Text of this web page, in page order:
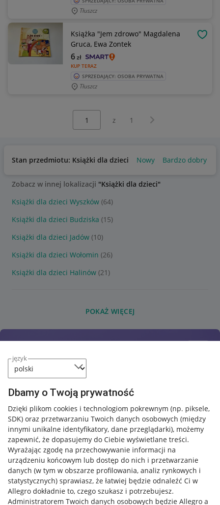
język
Dbamy o Twoją prywatność
Dzięki plikom cookies i technologiom pokrewnym (np. piksele,
SDK) oraz przetwarzaniu Twoich danych osobowych (między
innymi unikalne identyfikatory, dane przeglądarki), możemy
zapewnić, że dopasujemy do Ciebie wyświetlane treści.
Wyrażając zgodę na przechowywanie informacji na
urządzeniu końcowym lub dostęp do nich i przetwarzanie
danych (w tym w obszarze profilowania, analiz rynkowych i
statystycznych) sprawiasz, że łatwiej będzie odnaleźć Ci w
Allegro dokładnie to, czego szukasz i potrzebujesz.
Administratorem Twoich danych osobowych będzie Allegro a
Tłuszcz
Książka "Jem zdrowo" Magdalena
Gruca, Ewa Zontek
KUP TERAZ
6zł
SPRZEDAJĄCY: OSOBA PRYWATNA
Tłuszcz
z 1 Następna strona
Stan przedmiotu: Książki dla dzieci Nowy Bardzo dobry
Zobacz w innej lokalizacji "Książki dla dzieci"
Książki dla dzieci Wyszków (64)
Książki dla dzieci Budziska (15)
Książki dla dzieci Jadów (10)
Książki dla dzieci Wołomin (26)
Książki dla dzieci Halinów (21)
POKAŻ WIĘCEJ